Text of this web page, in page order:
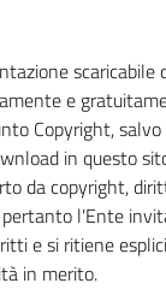
scaricabile
e
Copyright, salvo
in questo
da copyright,
l'Ente
e si ritiene
in merito.